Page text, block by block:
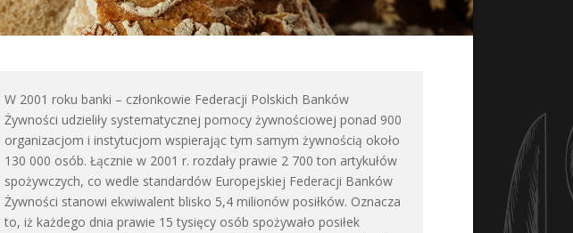
W 2001 roku banki – członkowie Federacji Polskich Banków
Żywności udzieliły systematycznej pomocy żywnościowej ponad 900
organizacjom i instytucjom wspierając tym samym żywnością około
130 000 osób. Łącznie w 2001 r. rozdały prawie 2 700 ton artykułów
spożywczych, co wedle standardów Europejskiej Federacji Banków
Żywności stanowi ekwiwalent blisko 5,4 milionów posiłków. Oznacza
to, iż każdego dnia prawie 15 tysięcy osób spożywało posiłek